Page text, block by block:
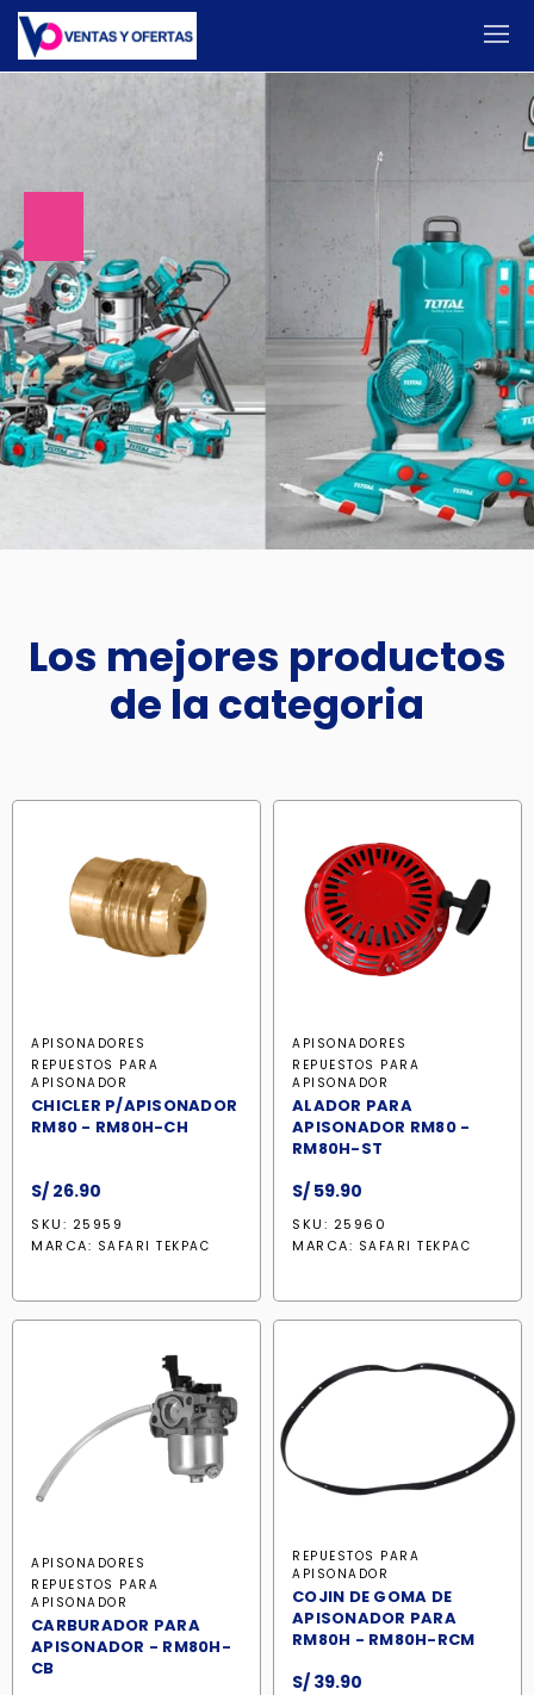
Los mejores productos
de la categoria
APISONADORES
REPUESTOS PARA
APISONADOR
CHICLER P/APISONADOR
RM80 - RM80H-CH
S/ 26.90
SKU: 25959
MARCA: SAFARI TEKPAC
APISONADORES
REPUESTOS PARA
APISONADOR
ALADOR PARA
APISONADOR RM80 -
RM80H-ST
S/ 59.90
SKU: 25960
MARCA: SAFARI TEKPAC
APISONADORES
REPUESTOS PARA
APISONADOR
CARBURADOR PARA
APISONADOR - RM80H-
CB
REPUESTOS PARA
APISONADOR
COJIN DE GOMA DE
APISONADOR PARA
RM80H - RM80H-RCM
S/ 39.90